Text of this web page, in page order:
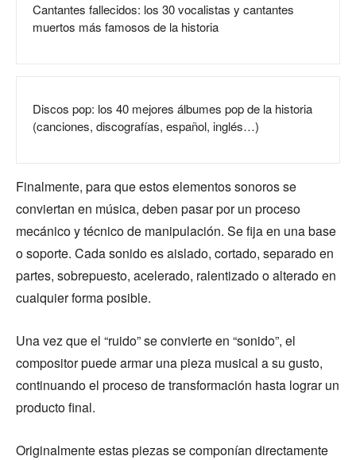
Cantantes fallecidos: los 30 vocalistas y cantantes
muertos más famosos de la historia
Discos pop: los 40 mejores álbumes pop de la historia
(canciones, discografías, español, inglés…)
Finalmente, para que estos elementos sonoros se
conviertan en música, deben pasar por un proceso
mecánico y técnico de manipulación. Se fija en una base
o soporte. Cada sonido es aislado, cortado, separado en
partes, sobrepuesto, acelerado, ralentizado o alterado en
cualquier forma posible.
Una vez que el “ruido” se convierte en “sonido”, el
compositor puede armar una pieza musical a su gusto,
continuando el proceso de transformación hasta lograr un
producto final.
Originalmente estas piezas se componían directamente